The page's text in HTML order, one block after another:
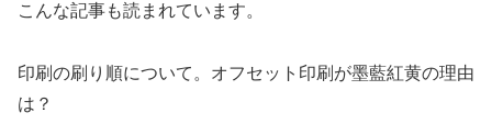
こんな記事も読まれています。
印刷の刷り順について。オフセット印刷が墨藍紅黄の理由
は？